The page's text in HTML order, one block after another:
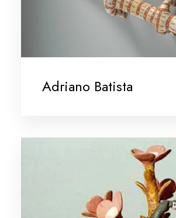
Adriano Batista